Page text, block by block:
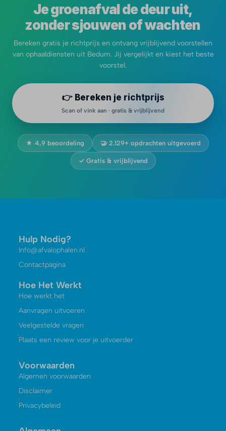
Je groenafval de deur uit,
zonder sjouwen of wachten
Bereken gratis je richtprijs en ontvang vrijblijvend voorstellen
van ophaaldiensten uit Bedum. Jij vergelijkt en kiest het beste
voorstel.
👉 Bereken je richtprijs
Scan of vink aan · gratis & vrijblijvend
★ 4,9 beoordeling 🤝 2.129+ opdrachten uitgevoerd
✓ Gratis & vrijblijvend
Hulp Nodig?
Info@afvalophalen.nl
Contactpagina
Hoe Het Werkt
Hoe werkt het
Aanvragen uitvoeren
Veelgestelde vragen
Plaats een review voor je uitvoerder
Voorwaarden
Algemen voorwaarden
Disclaimer
Privacybeleid